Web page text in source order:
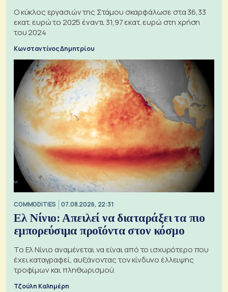
Ο κύκλος εργασιών της Στάμου σκαρφάλωσε στα 36,33
εκατ. ευρώ το 2025 έναντι 31,97 εκατ. ευρώ στη χρήση
του 2024
Κωνσταντίνος Δημητρίου
COMMODITIES 07.08.2026, 22:31
Ελ Νίνιο: Απειλεί να διαταράξει τα πιο
εμπορεύσιμα προϊόντα στον κόσμο
Το Ελ Νίνιο αναμένεται να είναι από το ισχυρότερο που
έχει καταγραφεί, αυξάνοντας τον κίνδυνο έλλειψης
τροφίμων και πληθωρισμού.
Τζούλη Καλημέρη